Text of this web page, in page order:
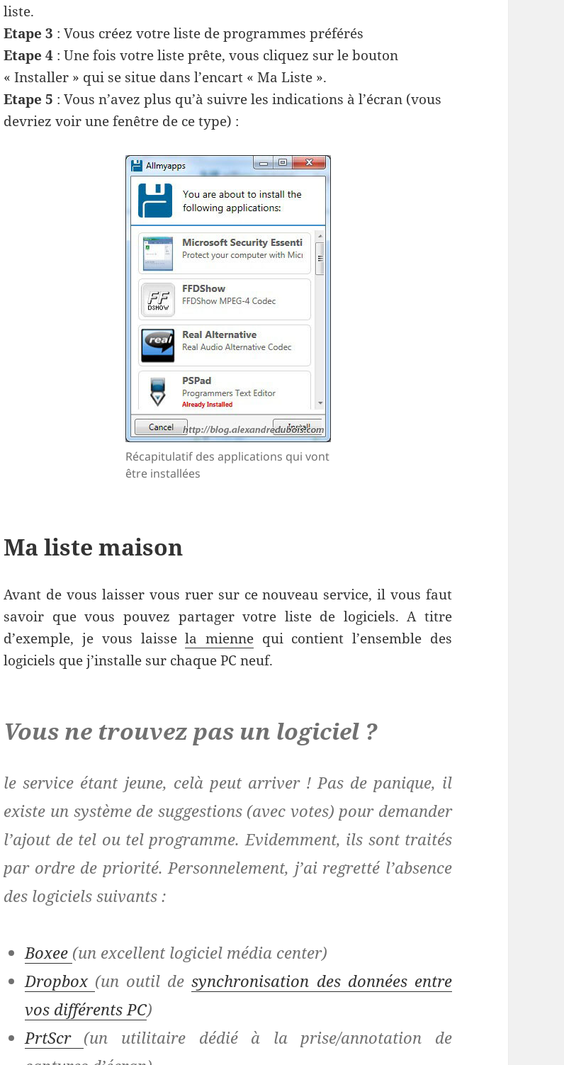
liste.
Etape 3 : Vous créez votre liste de programmes préférés
Etape 4 : Une fois votre liste prête, vous cliquez sur le bouton
« Installer » qui se situe dans l’encart « Ma Liste ».
Etape 5 : Vous n’avez plus qu’à suivre les indications à l’écran (vous
devriez voir une fenêtre de ce type) :
Récapitulatif des applications qui vont
être installées
Ma liste maison
Avant de vous laisser vous ruer sur ce nouveau service, il vous faut
savoir que vous pouvez partager votre liste de logiciels. A titre
d’exemple, je vous laissela mienne qui contient l’ensemble des
logiciels que j’installe sur chaque PC neuf.
Vous ne trouvez pas un logiciel ?
le service étant jeune, celà peut arriver ! Pas de panique, il
existe un système de suggestions (avec votes) pour demander
l’ajout de tel ou tel programme. Evidemment, ils sont traités
par ordre de priorité. Personnelement, j’ai regretté l’absence
des logiciels suivants :
Boxee (un excellent logiciel média center)
Dropbox (un outil desynchronisation des données entre
vos différents PC)
PrtScr (un utilitaire dédié à la prise/annotation de